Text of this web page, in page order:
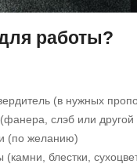
работы?
(в нужных
слэб или
(по желанию)
блестки,